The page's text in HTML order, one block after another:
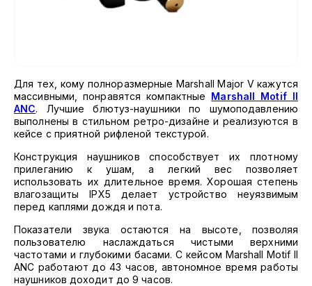
Для тех, кому полноразмерные Marshall Major V кажутся
массивными, понравятся компактные Marshall Motif II
ANC. Лучшие блютуз-наушники по шумоподавлению
выполнены в стильном ретро-дизайне и реализуются в
кейсе с приятной рифленой текстурой.
Конструкция наушников способствует их плотному
прилеганию к ушам, а легкий вес позволяет
использовать их длительное время. Хорошая степень
влагозащиты IPX5 делает устройство неуязвимым
перед каплями дождя и пота.
Показатели звука остаются на высоте, позволяя
пользователю наслаждаться чистыми верхними
частотами и глубокими басами. С кейсом Marshall Motif II
ANC работают до 43 часов, автономное время работы
наушников доходит до 9 часов.